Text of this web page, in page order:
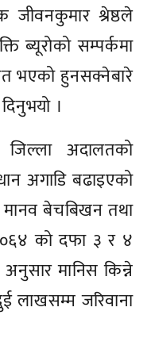
जीवनकुमार श्रेष्ठले
ब्यूरोको सम्पर्कमा
भएको हुनसक्नेबारे
।
जिल्ला अदालतको
अगाडि बढाइएको
बेचबिखन तथा
को दफा ३ र ४
मानिस किन्ने
लाखसम्म जरिवाना